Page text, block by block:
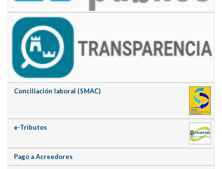
Conciliación laboral (SMAC)
e-Tributos
Pago a Acreedores